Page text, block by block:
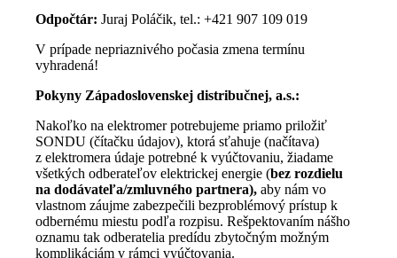
Odpočtár: Juraj Poláčik, tel.: +421 907 109 019
V prípade nepriaznivého počasia zmena termínu
vyhradená!
Pokyny Západoslovenskej distribučnej, a.s.:
Nakoľko na elektromer potrebujeme priamo priložiť
SONDU (čítačku údajov), ktorá sťahuje (načítava)
z elektromera údaje potrebné k vyúčtovaniu, žiadame
všetkých odberateľov elektrickej energie (bez rozdielu
na dodávateľa/zmluvného partnera),aby nám vo
vlastnom záujme zabezpečili bezproblémový prístup k
odbernému miestu podľa rozpisu. Rešpektovaním nášho
oznamu tak odberatelia predídu zbytočným možným
komplikáciám v rámci vyúčtovania.